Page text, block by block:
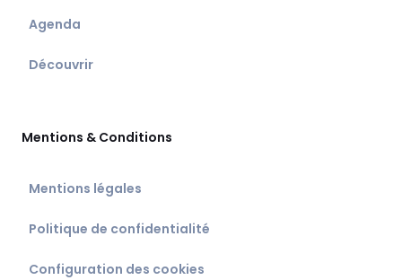
Agenda
Découvrir
Mentions & Conditions
Mentions légales
Politique de confidentialité
Configuration des cookies